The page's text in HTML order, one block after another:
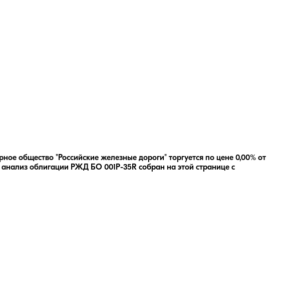
общество "Российские железные дороги" торгуется по цене 0,00% от
облигации РЖД БО 001P-35R собран на этой странице с